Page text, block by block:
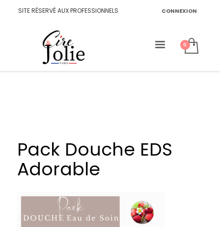
SITE RÉSERVÉ AUX PROFESSIONNELS CONNEXION
Pack Douche EDS
Adorable